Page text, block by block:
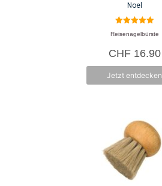
Noel
5.00
von 5
Reisenagelbürste
CHF16.90
Jetzt entdecken